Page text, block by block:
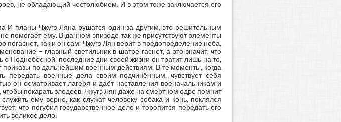
не обладающий честолюбием. И в этом тоже заключается его
планы Чжугэ Ляна рушатся один за другим, это решительным
помогает ему. В данном эпизоде так же присутствуют элементы
погаснет, как и он сам. Чжугэ Лян верит в предопределение неба,
– главный светильник в шатре гаснет, а это значит, что
Поднебесной, последние дни своей жизни он тратит лишь на то,
по дальнейшим военным действиям. В те моменты, когда
передать военные дела своим подчинённым, чувствует себя
он осматривает лагеря и даёт наставления военачальникам и
покарать злодеев. Чжугэ Лян даже на смертном одре помнит
ему верно, как служат человеку собака и конь, поклялся
что погубил государственное дело и торопится передать его
великое дело.